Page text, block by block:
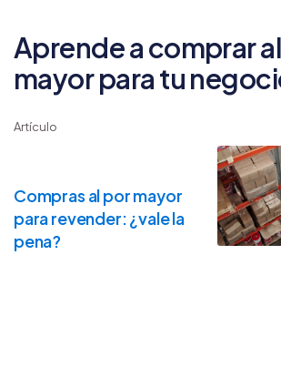
Aprende a comprar
mayor para tu
Artículo
Compras al por mayor
para revender: ¿vale la
pena?